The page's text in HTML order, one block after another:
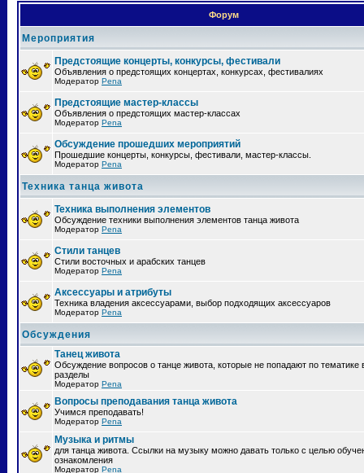
Форум
Мероприятия
Предстоящие концерты, конкурсы, фестивали
Объявления о предстоящих концертах, конкурсах, фестивалиях
Модератор Pena
Предстоящие мастер-классы
Объявления о предстоящих мастер-классах
Модератор Pena
Обсуждение прошедших мероприятий
Прошедшие концерты, конкурсы, фестивали, мастер-классы.
Модератор Pena
Техника танца живота
Техника выполнения элементов
Обсуждение техники выполнения элементов танца живота
Модератор Pena
Стили танцев
Стили восточных и арабских танцев
Модератор Pena
Аксессуары и атрибуты
Техника владения аксессуарами, выбор подходящих аксессуаров
Модератор Pena
Обсуждения
Танец живота
Обсуждение вопросов о танце живота, которые не попадают по тематике
разделы
Модератор Pena
Вопросы преподавания танца живота
Учимся преподавать!
Модератор Pena
Музыка и ритмы
для танца живота. Ссылки на музыку можно давать только с целью
ознакомления
Модератор Pena